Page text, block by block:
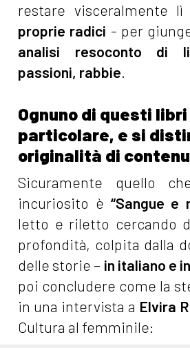
restare visceralmente
proprie radici - per
analisi resoconto di
passioni, rabbie
Ognuno di questi libri
particolare, e si
originalità di
Sicuramente quello
incuriosito è “Sangue e
letto e riletto cercando
profondità, colpita dalla
delle storie – in italiano e
poi concludere come la
in una intervista a Elvira
Cultura al femminile: